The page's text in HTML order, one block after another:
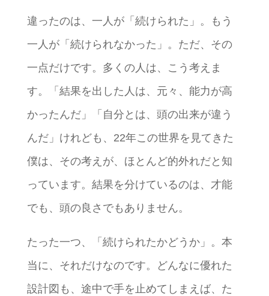
違ったのは、一人が「続けられた」。もう
一人が「続けられなかった」。ただ、その
一点だけです。多くの人は、こう考えま
す。「結果を出した人は、元々、能力が高
かったんだ」「自分とは、頭の出来が違う
んだ」けれども、22年この世界を見てきた
僕は、その考えが、ほとんど的外れだと知
っています。結果を分けているのは、才能
でも、頭の良さでもありません。
たった一つ、「続けられたかどうか」。本
当に、それだけなのです。どんなに優れた
設計図も、途中で手を止めてしまえば、た